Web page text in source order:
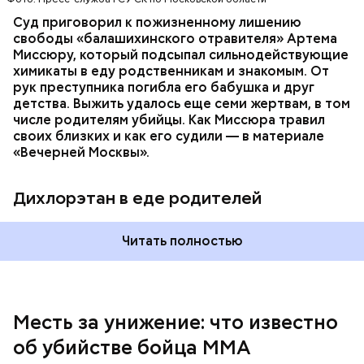
Суд приговорил к пожизненному лишению
свободы «балашихинского отравителя» Артема
Миссюру, который подсыпал сильнодействующие
химикаты в еду родственникам и знакомым. От
рук преступника погибла его бабушка и друг
детства. Выжить удалось еще семи жертвам, в том
числе родителям убийцы. Как Миссюра травил
своих близких и как его судили — в материале
«Вечерней Москвы».
Дихлорэтан в еде родителей
Читать полностью
Месть за унижение: что известно
об убийстве бойца ММА
— Личность подозреваемого установлена,
полицией принимаются меры к задержанию, —
Республике Дагестан.